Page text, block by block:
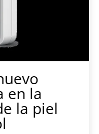
en la
la piel